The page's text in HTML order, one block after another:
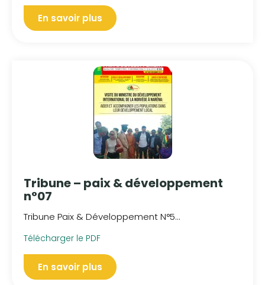
En savoir plus
Tribune – paix & développement
n°07
Tribune Paix & Développement N°5...
Télécharger le PDF
En savoir plus